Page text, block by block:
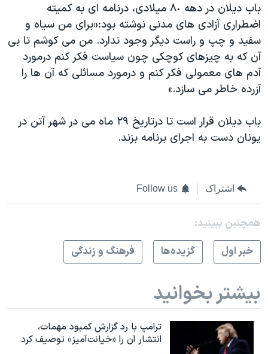
باب دیلان در دهه ٨٠ میلادی، درنامه ای به کمیته
اضطراری آزادی های مدنی نوشته بود:«برای من سیاه و
سفید و چپ و راست دیگر وجود ندارد. من می کوشم تا بی
آن که به چیزهای کوچکی چون سیاست فکر کنم درمورد
آدم های معمولی فکر کنم و درمورد مسائلی که آن ها را
آزرده خاطر می سازد.»
باب دیلان قرار است تا درتاریخ ٢٩ ماه می در شهر آتن در
یونان دست به اجرای برنامه بزند.
اشتراک Follow us
همچنبن ببینید:
خبر اول
گزيده‌ها فرهنگ و زندگی
بیشتر بخوانید
ترامپ با رد گزارش کمبود مهمات،
انتشار آن را «خیانت‌آمیز» توصیف کرد